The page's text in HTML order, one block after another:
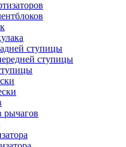
ступицы
ступицы
рычагов